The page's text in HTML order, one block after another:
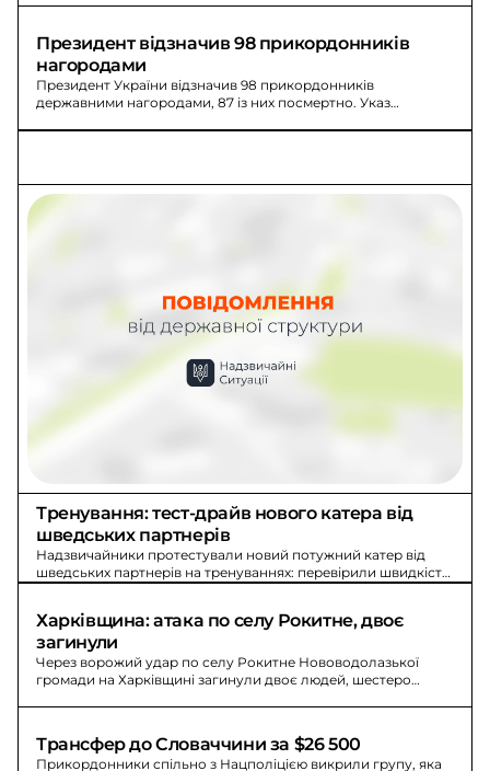
Президент відзначив 98 прикордонників
нагородами
Президент України відзначив 98 прикордонників
державними нагородами, 87 із них посмертно. Указ
Тренування: тест-драйв нового катера від
шведських партнерів
Надзвичайники протестували новий потужний катер від
шведських партнерів на тренуваннях: перевірили швидкість,
Харківщина: атака по селу Рокитне, двоє
загинули
Через ворожий удар по селу Рокитне Нововодолазької
громади на Харківщині загинули двоє людей, шестеро
Трансфер до Словаччини за $26 500
Прикордонники спільно з Нацполіцією викрили групу, яка